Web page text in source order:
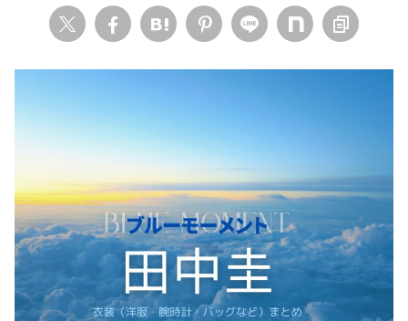
松岡茉優
福原遥
・菜々緒
・森七菜
・吉川愛
見上愛
・出口夏希